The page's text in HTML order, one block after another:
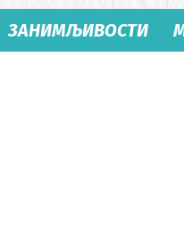
ЗАНИМЉИВОСТИ